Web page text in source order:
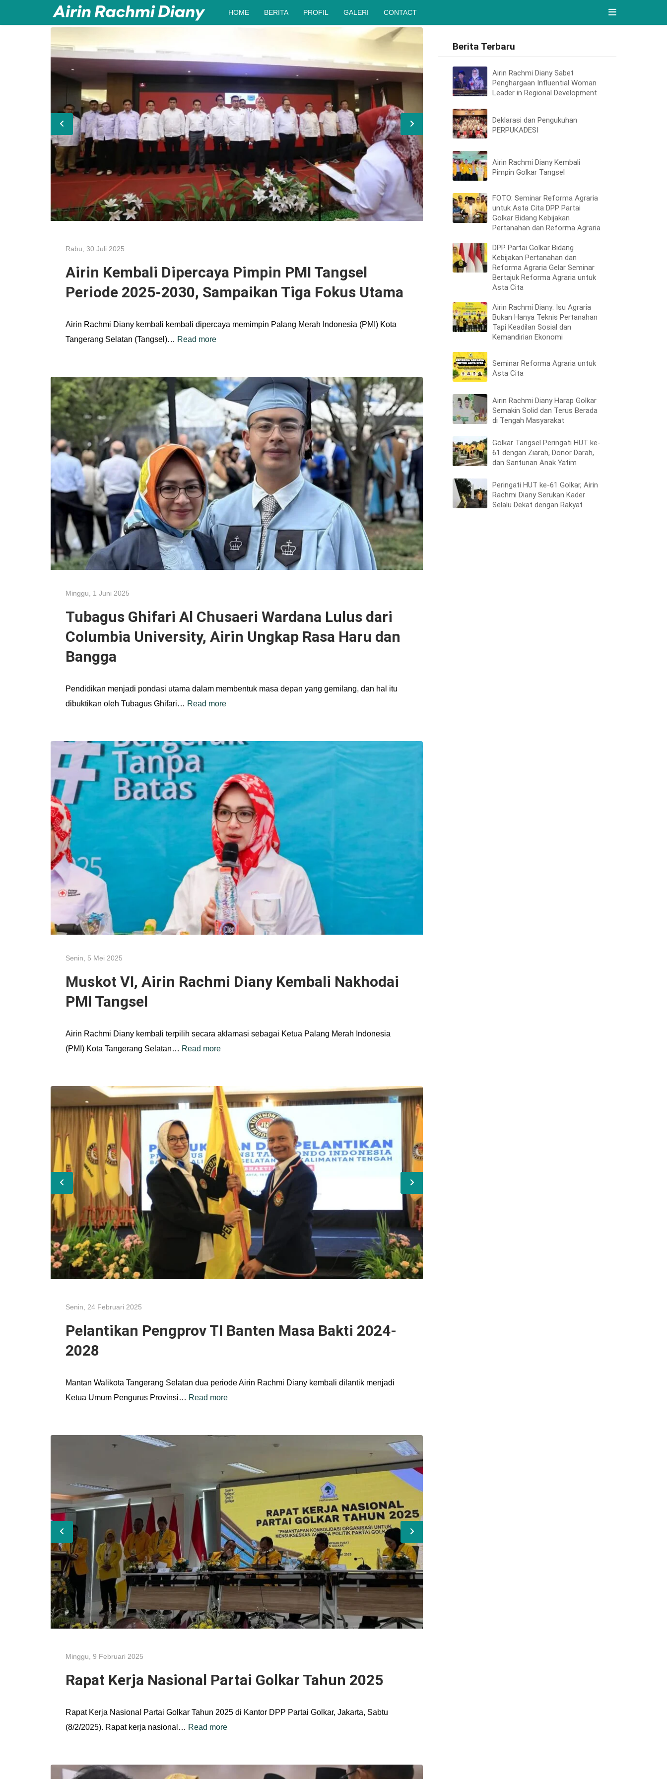
HOME BERITA PROFIL GALERI CONTACT
Rabu, 30 Juli 2025
Airin Kembali Dipercaya Pimpin PMI Tangsel
Periode 2025-2030, Sampaikan Tiga Fokus Utama
Airin Rachmi Diany kembali kembali dipercaya memimpin Palang Merah Indonesia (PMI) Kota
Tangerang Selatan (Tangsel)… Read more
Minggu, 1 Juni 2025
Tubagus Ghifari Al Chusaeri Wardana Lulus dari
Columbia University, Airin Ungkap Rasa Haru dan
Bangga
Pendidikan menjadi pondasi utama dalam membentuk masa depan yang gemilang, dan hal itu
dibuktikan oleh Tubagus Ghifari… Read more
Senin, 5 Mei 2025
Muskot VI, Airin Rachmi Diany Kembali Nakhodai
PMI Tangsel
Airin Rachmi Diany kembali terpilih secara aklamasi sebagai Ketua Palang Merah Indonesia
(PMI) Kota Tangerang Selatan… Read more
Senin, 24 Februari 2025
Pelantikan Pengprov TI Banten Masa Bakti 2024-
2028
Mantan Walikota Tangerang Selatan dua periode Airin Rachmi Diany kembali dilantik menjadi
Ketua Umum Pengurus Provinsi… Read more
Minggu, 9 Februari 2025
Rapat Kerja Nasional Partai Golkar Tahun 2025
Rapat Kerja Nasional Partai Golkar Tahun 2025 di Kantor DPP Partai Golkar, Jakarta, Sabtu
(8/2/2025). Rapat kerja nasional… Read more
Berita Terbaru
Airin Rachmi Diany Sabet
Penghargaan Influential Woman
Leader in Regional Development
Deklarasi dan Pengukuhan
PERPUKADESI
Airin Rachmi Diany Kembali
Pimpin Golkar Tangsel
FOTO: Seminar Reforma Agraria
untuk Asta Cita DPP Partai
Golkar Bidang Kebijakan
Pertanahan dan Reforma Agraria
DPP Partai Golkar Bidang
Kebijakan Pertanahan dan
Reforma Agraria Gelar Seminar
Bertajuk Reforma Agraria untuk
Asta Cita
Airin Rachmi Diany: Isu Agraria
Bukan Hanya Teknis Pertanahan
Tapi Keadilan Sosial dan
Kemandirian Ekonomi
Seminar Reforma Agraria untuk
Asta Cita
Airin Rachmi Diany Harap Golkar
Semakin Solid dan Terus Berada
di Tengah Masyarakat
Golkar Tangsel Peringati HUT ke-
61 dengan Ziarah, Donor Darah,
dan Santunan Anak Yatim
Peringati HUT ke-61 Golkar, Airin
Rachmi Diany Serukan Kader
Selalu Dekat dengan Rakyat